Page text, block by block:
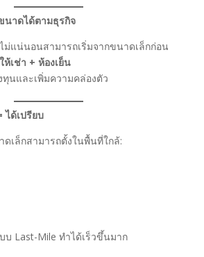
นาดได้ตามธุรกิจ
ม่แน่นอนสามารถเริ่มจากขนาดเล็กก่อน
ห้เช่า + ห้องเย็น
ทุนและเพิ่มความคล่องตัว
ได้เปรียบ
ดเล็กสามารถตั้งในพื้นที่ใกล้:
บ Last-Mile ทำได้เร็วขึ้นมาก